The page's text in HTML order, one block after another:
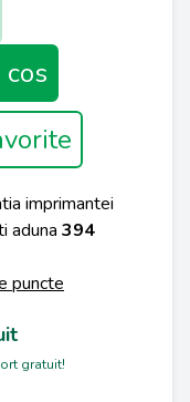
imprimantei
aduna 394
puncte
gratuit!